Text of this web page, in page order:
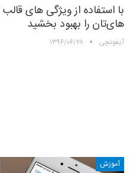
با استفاده از ویژگی های
های‌تان را بهبود بخشید
آیفونچی ۱۳۹۶/۰۶/۲۸
آموزش